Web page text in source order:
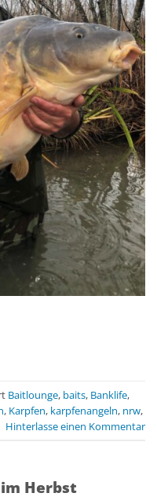
Baitlounge, baits, Banklife,
, Karpfen, karpfenangeln, nrw,
Hinterlasse einen Kommentar
Herbst